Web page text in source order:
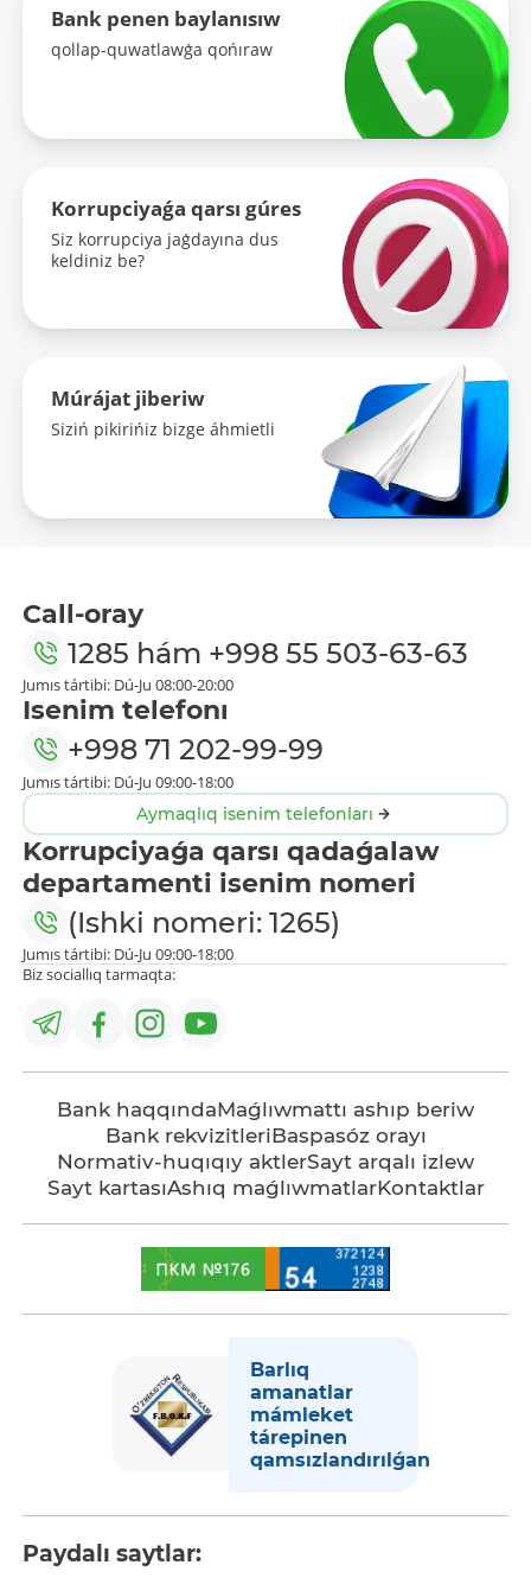
Bank penen baylanısıw
qollap-quwatlawǵa qońıraw
Korrupciyaǵa qarsı gúres
Siz korrupciya jaǵdayına dus
keldiniz be?
Múrájat jiberiw
Siziń pikirińiz bizge áhmietli
Call-oray
1285 hám +998 55 503-63-63
Jumıs tártibi: Dú-Ju 08:00-20:00
Isenim telefonı
+998 71 202-99-99
Jumıs tártibi: Dú-Ju 09:00-18:00
Aymaqlıq isenim telefonları
Korrupciyaǵa qarsı qadaǵalaw
departamenti isenim nomeri
(Ishki nomeri: 1265)
Jumıs tártibi: Dú-Ju 09:00-18:00
Biz sociallıq tarmaqta:
Bank haqqındaMaǵlıwmattı ashıp beriw
Bank rekvizitleriBaspasóz orayı
Normativ-huqıqıy aktlerSayt arqalı izlew
Sayt kartasıAshıq maǵlıwmatlarKontaktlar
Barlıq
amanatlar
mámleket
tárepinen
qamsızlandırılǵan
Paydalı saytlar: